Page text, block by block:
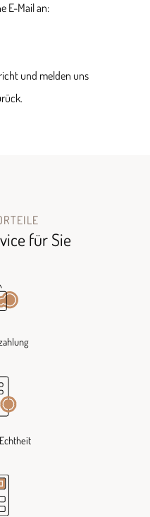
E-Mail an:
und melden uns
für Sie